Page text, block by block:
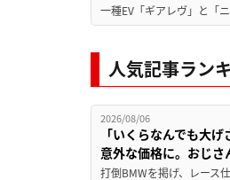
一種EV「ギアレヴ」と「
人気記事ラン
2026/08/06
「いくらなんでも大
意外な価格に。おじ
打倒BMWを掲げ、レース